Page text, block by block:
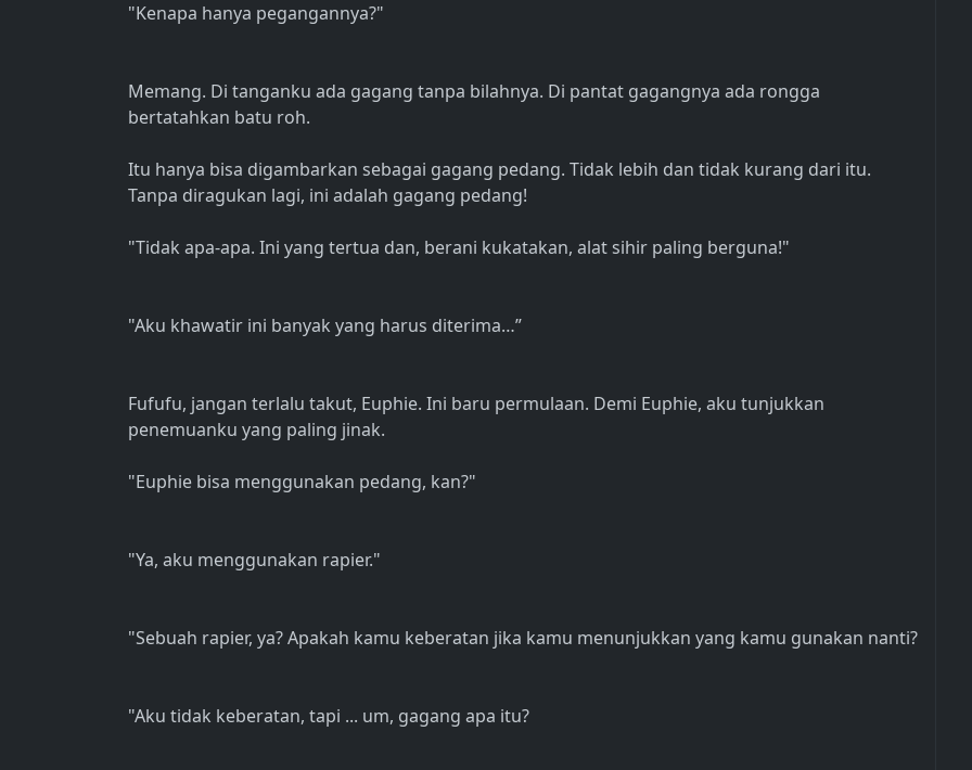
"Kenapa hanya pegangannya?"
Memang. Di tanganku ada gagang tanpa bilahnya. Di pantat gagangnya ada rongga
bertatahkan batu roh.
Itu hanya bisa digambarkan sebagai gagang pedang. Tidak lebih dan tidak kurang dari itu.
Tanpa diragukan lagi, ini adalah gagang pedang!
"Tidak apa-apa. Ini yang tertua dan, berani kukatakan, alat sihir paling berguna!"
"Aku khawatir ini banyak yang harus diterima…”
Fufufu, jangan terlalu takut, Euphie. Ini baru permulaan. Demi Euphie, aku tunjukkan
penemuanku yang paling jinak.
"Euphie bisa menggunakan pedang, kan?"
"Ya, aku menggunakan rapier."
"Sebuah rapier, ya? Apakah kamu keberatan jika kamu menunjukkan yang kamu gunakan nanti?
"Aku tidak keberatan, tapi ... um, gagang apa itu?